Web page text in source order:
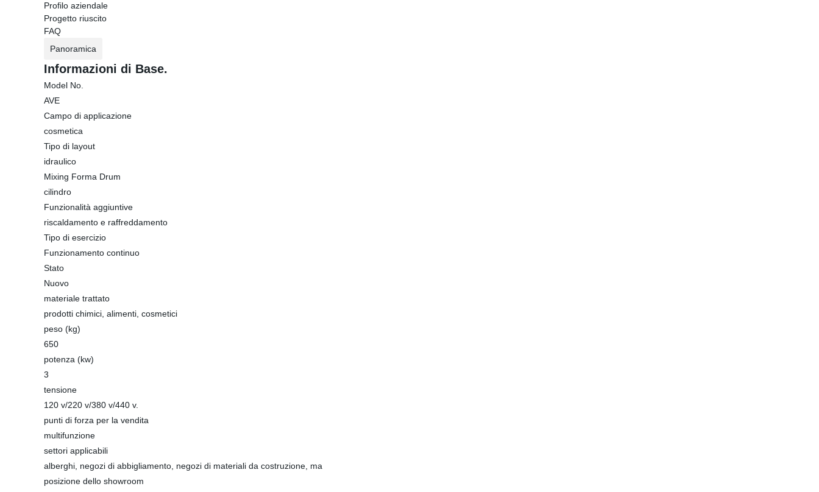
Profilo aziendale
Progetto riuscito
FAQ
Panoramica
Informazioni di Base.
Model No.
AVE
Campo di applicazione
cosmetica
Tipo di layout
idraulico
Mixing Forma Drum
cilindro
Funzionalità aggiuntive
riscaldamento e raffreddamento
Tipo di esercizio
Funzionamento continuo
Stato
Nuovo
materiale trattato
prodotti chimici, alimenti, cosmetici
peso (kg)
650
potenza (kw)
3
tensione
120 v/220 v/380 v/440 v.
punti di forza per la vendita
multifunzione
settori applicabili
alberghi, negozi di abbigliamento, negozi di materiali da costruzione, ma
posizione dello showroom